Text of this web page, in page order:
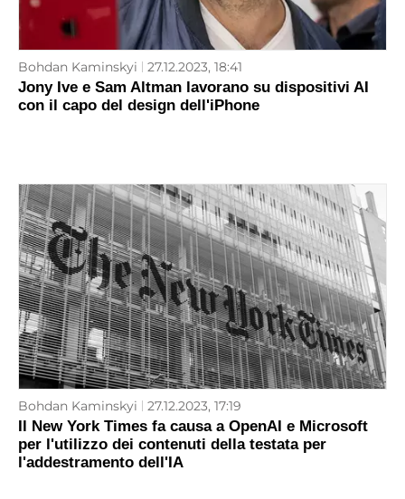
Bohdan Kaminskyi 27.12.2023, 18:41
Jony Ive e Sam Altman lavorano su dispositivi AI
con il capo del design dell'iPhone
Bohdan Kaminskyi 27.12.2023, 17:19
Il New York Times fa causa a OpenAI e Microsoft
per l'utilizzo dei contenuti della testata per
l'addestramento dell'IA